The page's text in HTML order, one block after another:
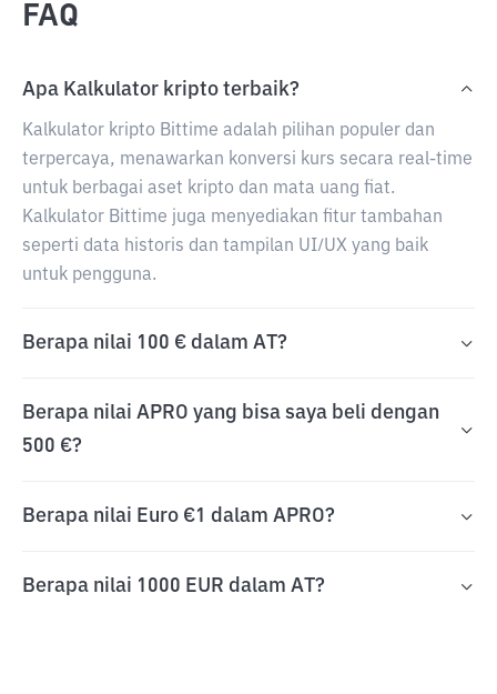
FAQ
Apa Kalkulator kripto terbaik?
Kalkulator kripto Bittime adalah pilihan populer dan
terpercaya, menawarkan konversi kurs secara real-time
untuk berbagai aset kripto dan mata uang fiat.
Kalkulator Bittime juga menyediakan fitur tambahan
seperti data historis dan tampilan UI/UX yang baik
untuk pengguna.
Berapa nilai 100 € dalam AT?
Berapa nilai APRO yang bisa saya beli dengan
500 €?
Berapa nilai Euro €1 dalam APRO?
Berapa nilai 1000 EUR dalam AT?